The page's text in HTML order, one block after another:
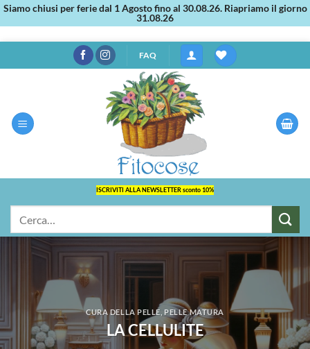
Siamo chiusi per ferie dal 1 Agosto fino al 30.08.26. Riapriamo il giorno
31.08.26
ai
FAQ
ISCRIVITI ALLA NEWSLETTER sconto 10%
CURA DELLA PELLE PELLE MATURA
LA CELLULITE